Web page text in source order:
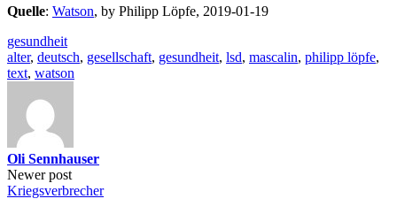
Quelle: Watson, by Philipp Löpfe, 2019-01-19
gesundheit
alter, deutsch, gesellschaft, gesundheit, lsd, mascalin, philipp löpfe,
text, watson
Oli Sennhauser
Post
navigation
Newer post
Kriegsverbrecher